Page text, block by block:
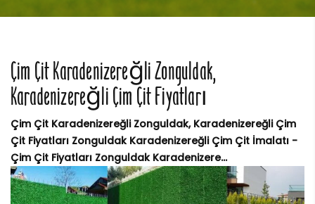
Çim Çit Karadenizereğli Zonguldak,
Karadenizereğli Çim Çit Fiyatları
Çim Çit Karadenizereğli Zonguldak, Karadenizereğli Çim
Çit Fiyatları Zonguldak Karadenizereğli Çim Çit İmalatı -
Çim Çit Fiyatları Zonguldak Karadenizere...